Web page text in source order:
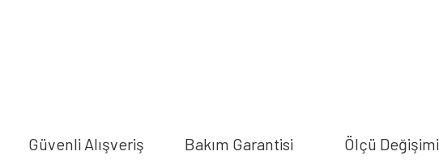
Güvenli Alışveriş Bakım Garantisi Ölçü Değişimi